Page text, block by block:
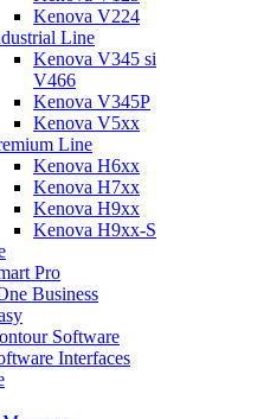
Kenova V224
Line
Kenova V345 si
V466
Kenova V345P
Kenova V5xx
Line
Kenova H6xx
Kenova H7xx
Kenova H9xx
Kenova H9xx-S
Pro
Business
Software
Interfaces